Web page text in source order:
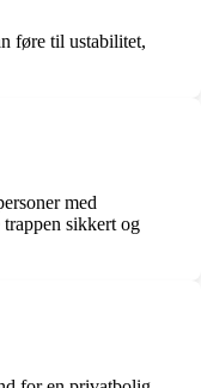
føre til ustabilitet,
med
sikkert og